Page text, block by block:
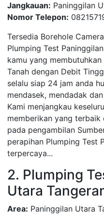
Jangkauan: Paninggilan
Nomor Telepon:
Tersedia Borehole
Plumping Test
kamu yang
Tanah dengan Debit
selalu siap 24 jam anda
mendasek, mendadak
Kami menjangkau
memberikan yang
pada pengambilan
perapihan Plumping Test
terpercaya...
2. Plumping
Utara
Area: Paninggilan Utara